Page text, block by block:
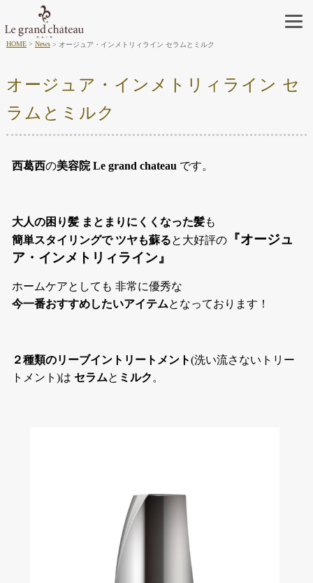
HOME News オージュア・インメトリィライン セラムとミルク
オージュア・インメトリィライン セ
ラムとミルク
西葛西の美容院 Le grand chateau です。
大人の困り髪 まとまりにくくなった髪も
簡単スタイリングで ツヤも蘇ると大好評の
『オージュ
ア・インメトリィライン』
ホームケアとしても 非常に優秀な
今一番おすすめしたいアイテムとなっております！
２種類のリーブイントリートメント(洗い流さないトリー
トメント)は セラムと ミルク 。